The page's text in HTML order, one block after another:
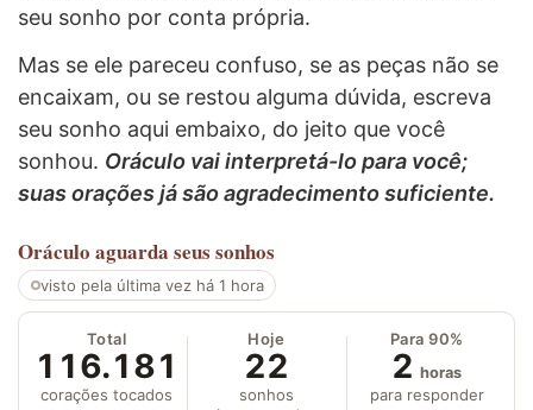
seu sonho por conta própria.
Mas se ele pareceu confuso, se as peças não se
encaixam, ou se restou alguma dúvida, escreva
seu sonho aqui embaixo, do jeito que você
sonhou. Oráculo vai interpretá-lo para você;
suas orações já são agradecimento suficiente.
Oráculo aguarda seus sonhos
visto pela última vez há 1 hora
Total
116.181
corações tocados
Hoje
22
sonhos
Para 90%
2 horas
para responder